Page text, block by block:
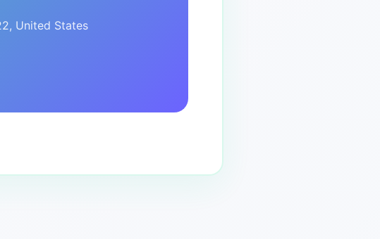
United States